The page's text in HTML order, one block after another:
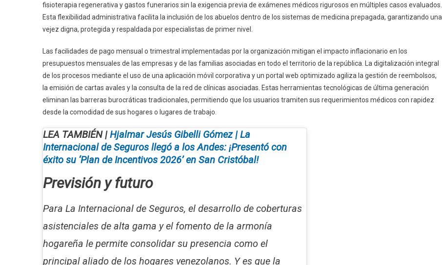
fisioterapia regenerativa y gastos funerarios sin la exigencia previa de exámenes médicos rigurosos en múltiples casos evaluados.
Esta flexibilidad administrativa facilita la inclusión de los abuelos dentro de los sistemas de medicina prepagada, garantizando una
vejez digna, protegida y respaldada por especialistas de primer nivel.
Las facilidades de pago mensual o trimestral implementadas por la organización mitigan el impacto inflacionario en los
presupuestos mensuales de las empresas y de las familias asociadas en todo el territorio de la república. La digitalización integral
de los procesos mediante el uso de una aplicación móvil corporativa y un portal web optimizado agiliza la gestión de reembolsos,
la emisión de cartas avales y la consulta de la red de clínicas asociadas. Estas herramientas tecnológicas de última generación
eliminan las barreras burocráticas tradicionales, permitiendo que los usuarios tramiten sus requerimientos médicos con rapidez
desde la comodidad de sus hogares o lugares de trabajo.
LEA TAMBIÉN |Hjalmar Jesús Gibelli Gómez | La
Internacional de Seguros llegó a los Andes: ¡Presentó con
éxito su ‘Plan de Incentivos 2026’ en San Cristóbal!
Previsión y futuro
Para La Internacional de Seguros, el desarrollo de coberturas
asistenciales de alta gama y el fomento de la armonía
hogareña le permite consolidar su presencia como el
principal aliado de los hogares venezolanos. Y es que la